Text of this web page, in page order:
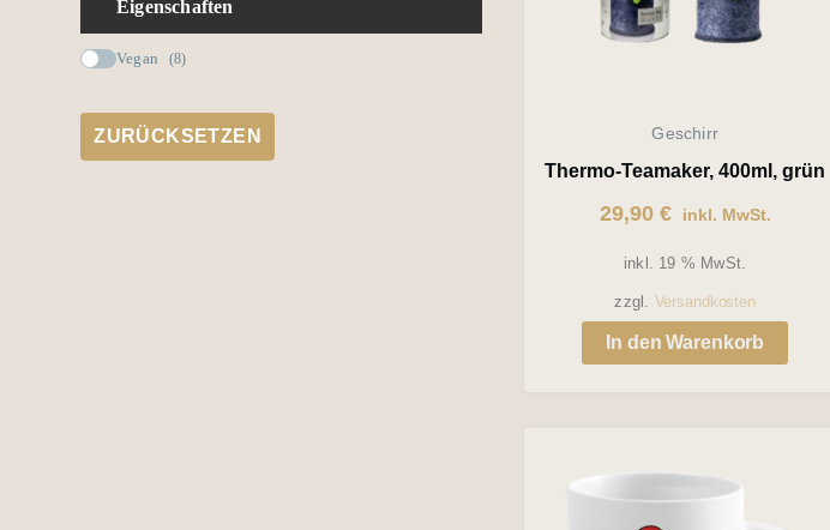
Eigenschaften
Vegan (8)
ZURÜCKSETZEN Geschirr
Thermo-Teamaker, 400ml, grün
29,90 € inkl. MwSt.
inkl. 19 % MwSt.
zzgl. Versandkosten
In den Warenkorb